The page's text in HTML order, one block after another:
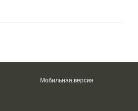
Мобильная версия